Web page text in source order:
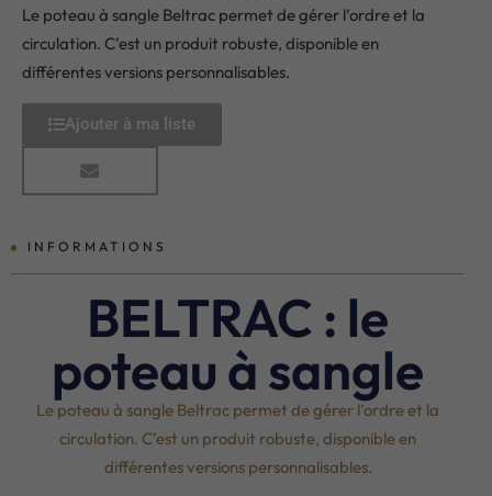
Le poteau à sangle Beltrac permet de gérer l’ordre et la
circulation. C’est un produit robuste, disponible en
différentes versions personnalisables.
Ajouter à ma liste
INFORMATIONS
BELTRAC : le
poteau à sangle
Le poteau à sangle Beltrac permet de gérer l’ordre et la
circulation. C’est un produit robuste, disponible en
différentes versions personnalisables.